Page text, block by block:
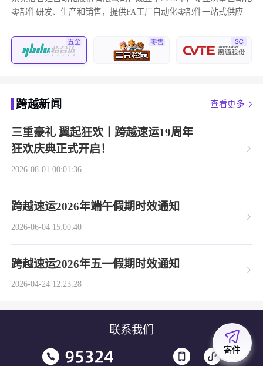
零部件研发、生产和销售，提供FA工厂自动化零部件一站式供应
跨越新闻 查看更多
三重豪礼 翼起狂欢丨跨越速运19周年
狂欢庆典正式开启！
2026-08-01 00:01:36
跨越速运2026年端午假期时效通知
2026-06-04 15:00:40
跨越速运2026年五一假期时效通知
2026-04-24 12:23:28
寄件
联系我们